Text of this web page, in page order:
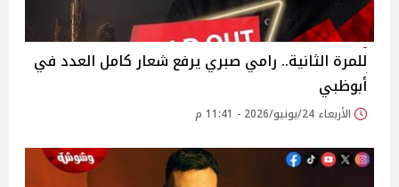
للمرة الثانية.. رامي صبري يرفع شعار كامل العدد في
أبوظبي
الأربعاء 24/يونيو/2026 - 11:41 م